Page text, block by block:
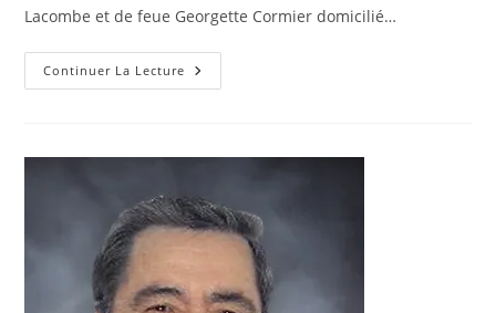
Lacombe et de feue Georgette Cormier domicilié…
Continuer La Lecture LACOMBE,
Florian